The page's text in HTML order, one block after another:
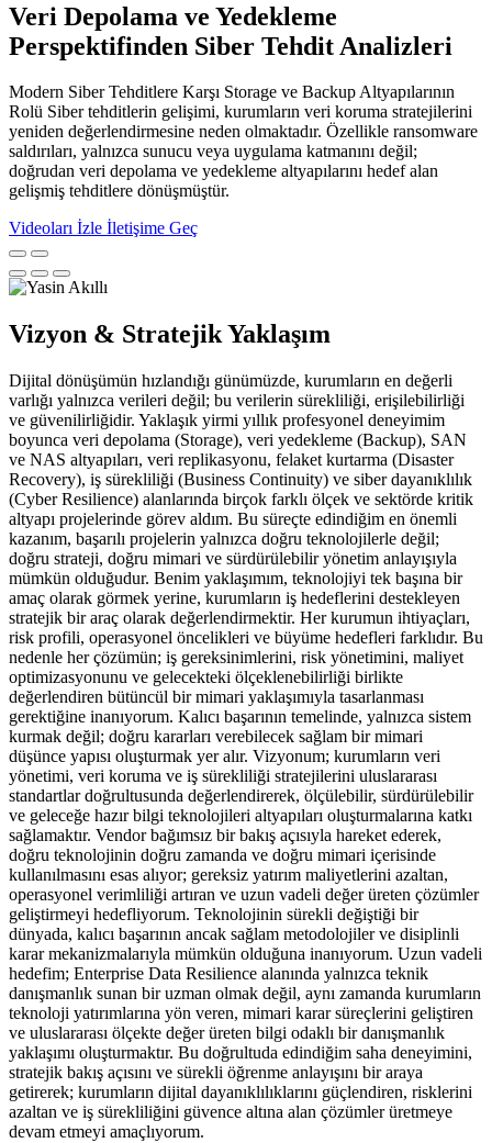
Veri Depolama ve Yedekleme
Perspektifinden Siber Tehdit Analizleri
Modern Siber Tehditlere Karşı Storage ve Backup Altyapılarının
Rolü Siber tehditlerin gelişimi, kurumların veri koruma stratejilerini
yeniden değerlendirmesine neden olmaktadır. Özellikle ransomware
saldırıları, yalnızca sunucu veya uygulama katmanını değil;
doğrudan veri depolama ve yedekleme altyapılarını hedef alan
gelişmiş tehditlere dönüşmüştür.
Videoları İzle İletişime Geç
Vizyon & Stratejik Yaklaşım
Dijital dönüşümün hızlandığı günümüzde, kurumların en değerli
varlığı yalnızca verileri değil; bu verilerin sürekliliği, erişilebilirliği
ve güvenilirliğidir. Yaklaşık yirmi yıllık profesyonel deneyimim
boyunca veri depolama (Storage), veri yedekleme (Backup), SAN
ve NAS altyapıları, veri replikasyonu, felaket kurtarma (Disaster
Recovery), iş sürekliliği (Business Continuity) ve siber dayanıklılık
(Cyber Resilience) alanlarında birçok farklı ölçek ve sektörde kritik
altyapı projelerinde görev aldım. Bu süreçte edindiğim en önemli
kazanım, başarılı projelerin yalnızca doğru teknolojilerle değil;
doğru strateji, doğru mimari ve sürdürülebilir yönetim anlayışıyla
mümkün olduğudur. Benim yaklaşımım, teknolojiyi tek başına bir
amaç olarak görmek yerine, kurumların iş hedeflerini destekleyen
stratejik bir araç olarak değerlendirmektir. Her kurumun ihtiyaçları,
risk profili, operasyonel öncelikleri ve büyüme hedefleri farklıdır. Bu
nedenle her çözümün; iş gereksinimlerini, risk yönetimini, maliyet
optimizasyonunu ve gelecekteki ölçeklenebilirliği birlikte
değerlendiren bütüncül bir mimari yaklaşımıyla tasarlanması
gerektiğine inanıyorum. Kalıcı başarının temelinde, yalnızca sistem
kurmak değil; doğru kararları verebilecek sağlam bir mimari
düşünce yapısı oluşturmak yer alır. Vizyonum; kurumların veri
yönetimi, veri koruma ve iş sürekliliği stratejilerini uluslararası
standartlar doğrultusunda değerlendirerek, ölçülebilir, sürdürülebilir
ve geleceğe hazır bilgi teknolojileri altyapıları oluşturmalarına katkı
sağlamaktır. Vendor bağımsız bir bakış açısıyla hareket ederek,
doğru teknolojinin doğru zamanda ve doğru mimari içerisinde
kullanılmasını esas alıyor; gereksiz yatırım maliyetlerini azaltan,
operasyonel verimliliği artıran ve uzun vadeli değer üreten çözümler
geliştirmeyi hedefliyorum. Teknolojinin sürekli değiştiği bir
dünyada, kalıcı başarının ancak sağlam metodolojiler ve disiplinli
karar mekanizmalarıyla mümkün olduğuna inanıyorum. Uzun vadeli
hedefim; Enterprise Data Resilience alanında yalnızca teknik
danışmanlık sunan bir uzman olmak değil, aynı zamanda kurumların
teknoloji yatırımlarına yön veren, mimari karar süreçlerini geliştiren
ve uluslararası ölçekte değer üreten bilgi odaklı bir danışmanlık
yaklaşımı oluşturmaktır. Bu doğrultuda edindiğim saha deneyimini,
stratejik bakış açısını ve sürekli öğrenme anlayışını bir araya
getirerek; kurumların dijital dayanıklılıklarını güçlendiren, risklerini
azaltan ve iş sürekliliğini güvence altına alan çözümler üretmeye
devam etmeyi amaçlıyorum.